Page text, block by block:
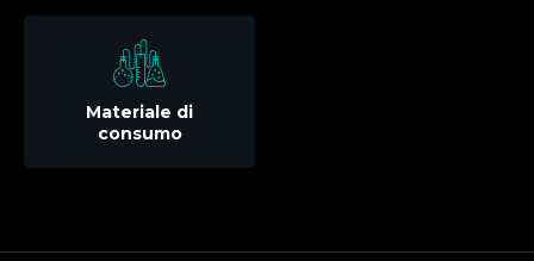
Materiale di
consumo